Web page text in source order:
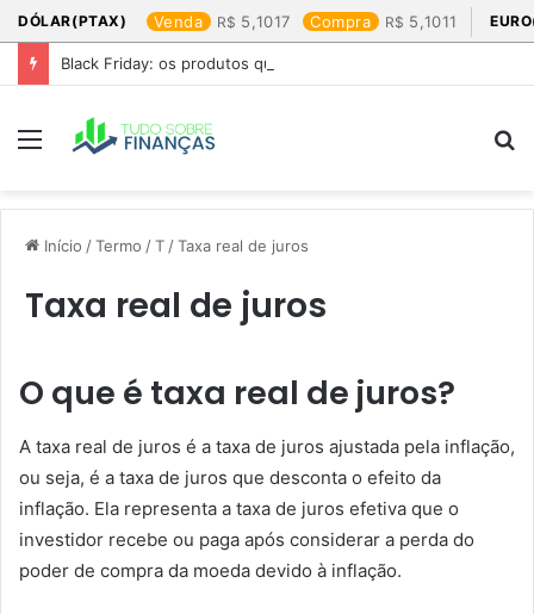
DÓLAR(PTAX) Venda 5,1017 Compra 5,1011
Black Friday: os produtos que mais valem a pena
Menu
Início /Termo /T /Taxa real de juros
Taxa real de juros
O que é taxa real de juros?
A taxa real de juros é a taxa de juros ajustada pela inflação,
ou seja, é a taxa de juros que desconta o efeito da
inflação. Ela representa a taxa de juros efetiva que o
investidor recebe ou paga após considerar a perda do
poder de compra da moeda devido à inflação.